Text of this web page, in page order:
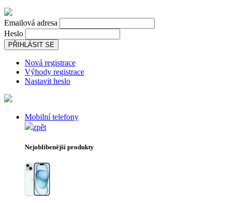
Emailová adresa
Heslo
PŘIHLÁSIT SE
Nová registrace
Výhody registrace
Nastavit heslo
Mobilní telefony
zpět
Nejoblíbenější produkty